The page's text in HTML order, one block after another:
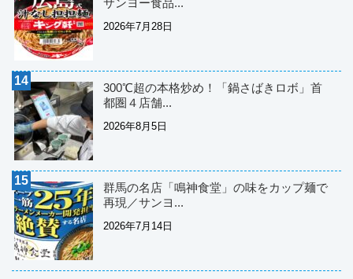
サンヨー食品...
2026年7月28日
300℃超の本格炒め！「鍋さばきロボ」首
都圏４店舗...
2026年8月5日
群馬の名店「鳴神食堂」の味をカップ麺で
再現／サンヨ...
2026年7月14日